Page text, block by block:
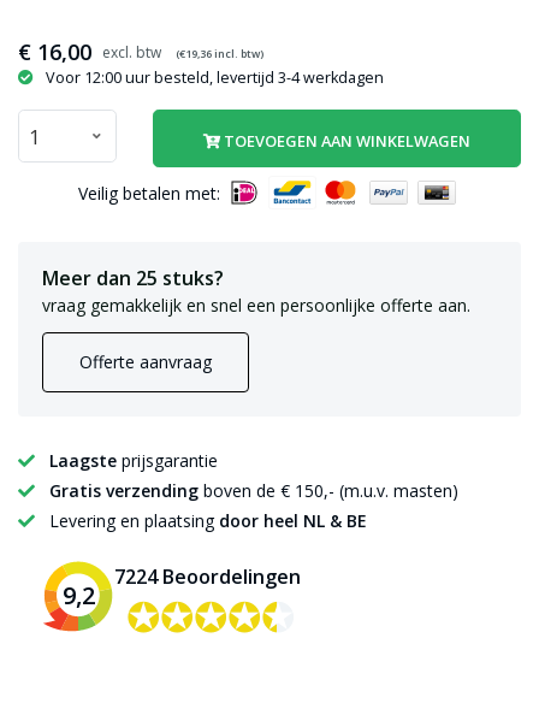
€ 16,00 (€19,36incl. btw)
Voor 12:00 uur besteld, levertijd 3-4 werkdagen
TOEVOEGEN AAN WINKELWAGEN
Veilig betalen met:
Meer dan 25 stuks?
vraag gemakkelijk en snel een persoonlijke offerte aan.
Offerte aanvraag
Laagste prijsgarantie
Gratis verzending boven de € 150,- (m.u.v. masten)
Levering en plaatsing door heel NL & BE
9,2
7224 Beoordelingen
✪✪✪✪✪
✪✪✪✪✪